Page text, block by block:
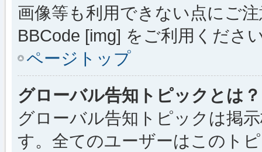
画像等も利用できない点にご
BBCode [img] をご利用くださ
ページトップ
グローバル告知トピックとは？
グローバル告知トピックは掲
す。全てのユーザーはこのト